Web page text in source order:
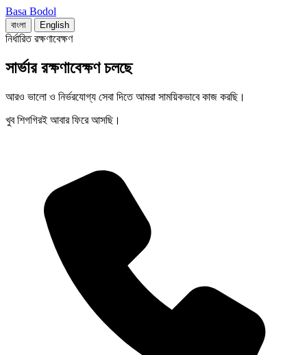
Basa Bodol
বাংলা English
নির্ধারিত রক্ষণাবেক্ষণ
সার্ভার রক্ষণাবেক্ষণ চলছে
আরও ভালো ও নির্ভরযোগ্য সেবা দিতে আমরা সাময়িকভাবে কাজ করছি।
খুব শিগগিরই আবার ফিরে আসছি।